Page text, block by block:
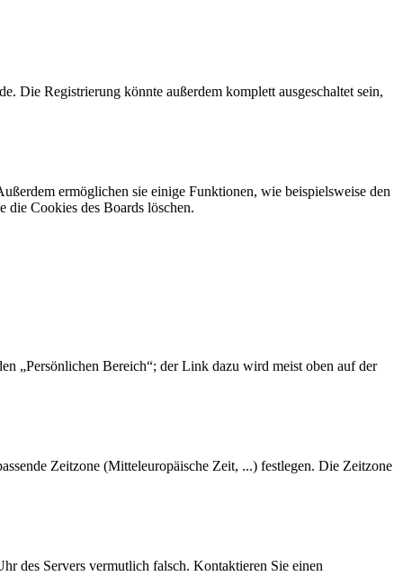
Die Registrierung könnte außerdem komplett ausgeschaltet sein,
ermöglichen sie einige Funktionen, wie beispielsweise den
die Cookies des Boards löschen.
„Persönlichen Bereich“; der Link dazu wird meist oben auf der
Zeitzone (Mitteleuropäische Zeit, ...) festlegen. Die Zeitzone
des Servers vermutlich falsch. Kontaktieren Sie einen